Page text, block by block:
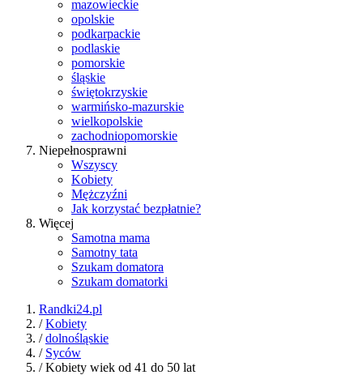
mazowieckie
opolskie
podkarpackie
podlaskie
pomorskie
śląskie
świętokrzyskie
warmińsko-mazurskie
wielkopolskie
zachodniopomorskie
Niepełnosprawni
Wszyscy
Kobiety
Mężczyźni
Jak korzystać bezpłatnie?
Więcej
Samotna mama
Samotny tata
Szukam domatora
Szukam domatorki
Randki24.pl
/Kobiety
/dolnośląskie
/ Syców
/ Kobiety wiek od 41 do 50 lat